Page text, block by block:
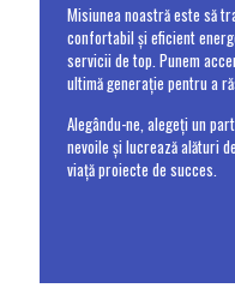
Misiunea noastră este să
confortabil și eficient
servicii de top. Punem
ultimă generație pentru a
Alegându-ne, alegeți un
nevoile și lucrează alături
viață proiecte de succes.